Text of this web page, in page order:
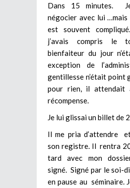
Dans 15 minutes.
négocier avec lui …mais
est souvent
j’avais compris le
bienfaiteur du jour
exception de
gentillesse n’était point
pour rien, il attendait
récompense.
Je lui glissai un billet de
Il me pria d’attendre
son registre. Il rentra
tard avec mon
signé. Signé par le soi-
en pause au séminaire.